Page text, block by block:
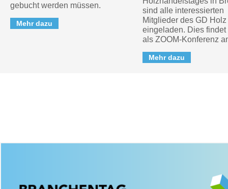
gebucht werden müssen.
Mehr dazu
sind alle interessierten
Mitglieder des GD Holz
eingeladen. Dies findet
als ZOOM-Konferenz
Mehr dazu